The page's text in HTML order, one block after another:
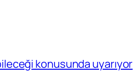
konusunda uyarıyor